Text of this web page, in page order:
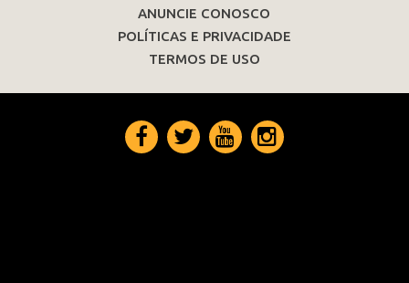
ANUNCIE CONOSCO
POLÍTICAS E PRIVACIDADE
TERMOS DE USO